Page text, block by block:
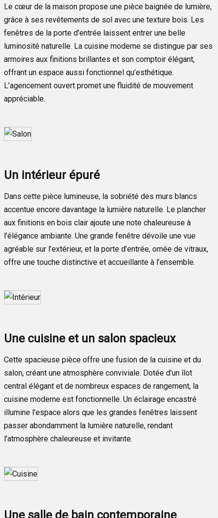
Le cœur de la maison propose une pièce baignée de lumière,
grâce à ses revêtements de sol avec une texture bois. Les
fenêtres de la porte d'entrée laissent entrer une belle
luminosité naturelle. La cuisine moderne se distingue par ses
armoires aux finitions brillantes et son comptoir élégant,
offrant un espace aussi fonctionnel qu’esthétique.
L’agencement ouvert promet une fluidité de mouvement
appréciable.
Un intérieur épuré
Dans cette pièce lumineuse, la sobriété des murs blancs
accentue encore davantage la lumière naturelle. Le plancher
aux finitions en bois clair ajoute une note chaleureuse à
l’élégance ambiante. Une grande fenêtre dévoile une vue
agréable sur l’extérieur, et la porte d’entrée, ornée de vitraux,
offre une touche distinctive et accueillante à l’ensemble.
Une cuisine et un salon spacieux
Cette spacieuse pièce offre une fusion de la cuisine et du
salon, créant une atmosphère conviviale. Dotée d’un îlot
central élégant et de nombreux espaces de rangement, la
cuisine moderne est fonctionnelle. Un éclairage encastré
illumine l’espace alors que les grandes fenêtres laissent
passer abondamment la lumière naturelle, rendant
l'atmosphère chaleureuse et invitante.
Une salle de bain contemporaine